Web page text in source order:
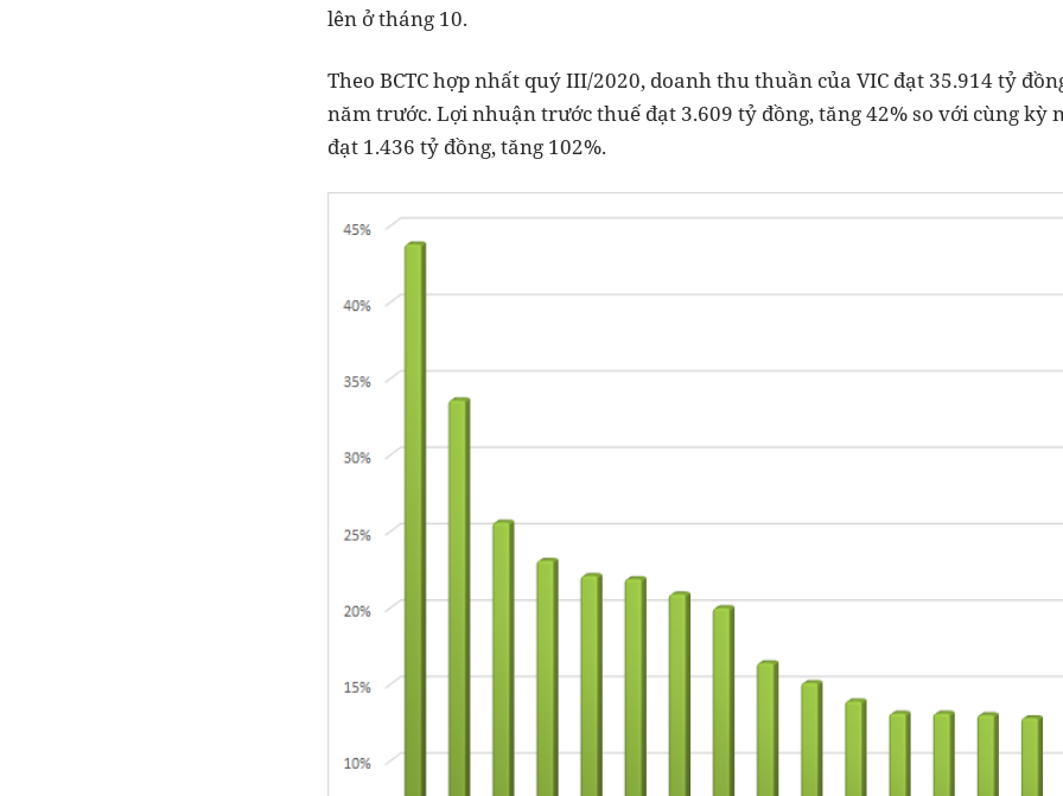
lên ở tháng 10.
Theo BCTC hợp nhất quý III/2020, doanh thu thuần của VIC đạt 35.914 tỷ
năm trước. Lợi nhuận trước thuế đạt 3.609 tỷ đồng, tăng 42% so với cùng kỳ
đạt 1.436 tỷ đồng, tăng 102%.